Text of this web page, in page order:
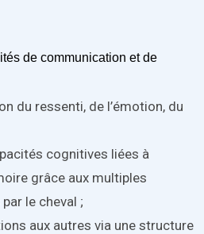
de communication et de
du ressenti, de l’émotion, du
cognitives liées à
grâce aux multiples
le cheval ;
aux autres via une structure